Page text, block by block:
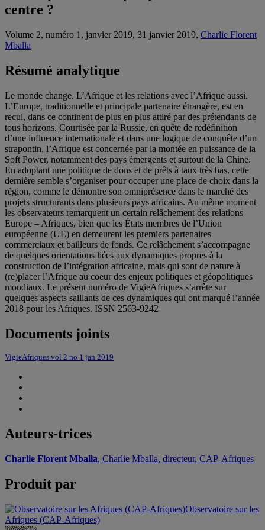
centre ?
Volume 2, numéro 1, janvier 2019, 31 janvier 2019, Charlie Florent
Mballa
Résumé analytique
Le monde change. L’Afrique et les relations avec l’Afrique aussi.
L’Europe, traditionnelle et principale partenaire étrangère, est en
recul, dans ce continent de plus en plus attiré par des prétendants de
tous horizons. Courtisée par la Russie, en quête de redéfinition
d’une influence internationale et dans une logique de conquête d’un
strapontin, l’Afrique est concernée par la montée en puissance de la
Soft Power, notamment des pays émergents et surtout de la Chine.
En adoptant une politique de dons et de prêts à taux très bas, cette
dernière semble s’organiser pour occuper une place de choix dans la
région, comme le démontre son omniprésence dans le marché des
projets structurants dans plusieurs pays africains. Au même moment
les observateurs remarquent un certain relâchement des relations
Europe – Afriques, bien que les États membres de l’Union
européenne (UE) en demeurent les premiers partenaires
commerciaux et bailleurs de fonds. Ce relâchement s’accompagne
de quelques orientations liées aux dynamiques propres à la
construction de l’intégration africaine, mais qui sont de nature à
(re)placer l’Afrique au coeur des enjeux politiques et géopolitiques
mondiaux. Le présent numéro de VigieAfriques s’arrête sur
quelques aspects saillants de ces dynamiques qui ont marqué l’année
2018 pour les Afriques. ISSN 2563-9242
Documents joints
VigieAfriques vol 2 no 1 jan 2019
Auteurs-trices
Charlie Florent Mballa, Charlie Mballa, directeur, CAP-Afriques
Produit par
Observatoire sur les
Afriques (CAP-Afriques)